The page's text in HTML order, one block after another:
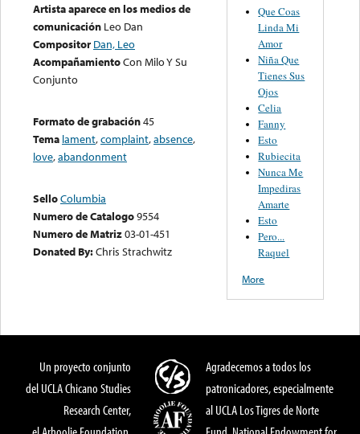
Artista aparece en los medios de
comunicación Leo Dan
Compositor Dan, Leo
AcompañamientoCon Milo Y Su
Conjunto
Formato de grabación45
Tema lament,complaint,absence,
love,abandonment
SelloColumbia
Numero de Catalogo9554
Numero de Matriz03-01-451
Donated By:Chris Strachwitz
Que Coas
Linda Mi
Amor
Niña Que
Tienes Sus
Ojos
Celia
Fanny
Esto
Rubiecita
Nunca Me
Impediras
Amarte
Esto
Pero...
Raquel
More
Un proyecto conjunto
del UCLA Chicano Studies
Research Center,
Agradecemos a todos los
patronicadores, especialmente
al UCLA Los Tigres de Norte